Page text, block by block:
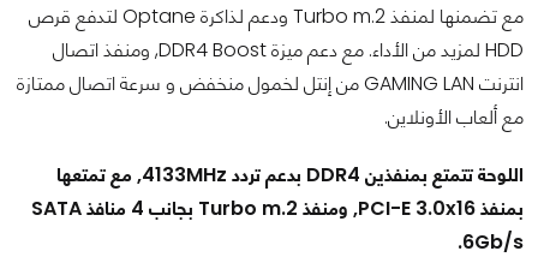
مع تضمنها لمنفذ Turbo m.2 ودعم لذاكرة Optane لتدفع قرص
HDD لمزيد من الأداء. مع دعم ميزة DDR4 Boost, ومنفذ اتصال
انترنت GAMING LAN من إنتل لخمول منخفض و سرعة اتصال ممتازة
مع ألعاب الأونلاين.
اللوحة تتمتع بمنفذين DDR4 بدعم تردد 4133MHz, مع تمتعها
بمنفذ PCI-E 3.0x16, ومنفذ Turbo m.2 بجانب 4 منافذ SATA
6Gb/s.